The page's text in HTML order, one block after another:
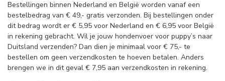
Bestellingen binnen Nederland en België worden vanaf een
bestelbedrag van € 49,- gratis verzonden. Bij bestellingen onder
dit bedrag wordt er € 5,95 voor Nederland en € 6,95 voor België
in rekening gebracht. Wil je jouw hondenvoer voor puppy’s naar
Duitsland verzenden? Dan dien je minimaal voor € 75,- te
bestellen om geen verzendkosten te hoeven betalen. Anders
brengen we in dit geval € 7,95 aan verzendkosten in rekening.